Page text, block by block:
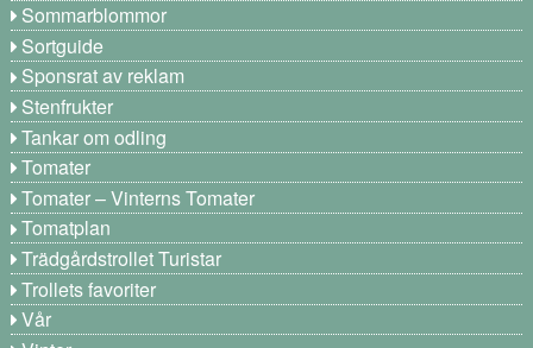
Sommarblommor
Sortguide
Sponsrat av reklam
Stenfrukter
Tankar om odling
Tomater
Tomater – Vinterns Tomater
Tomatplan
Trädgårdstrollet Turistar
Trollets favoriter
Vår